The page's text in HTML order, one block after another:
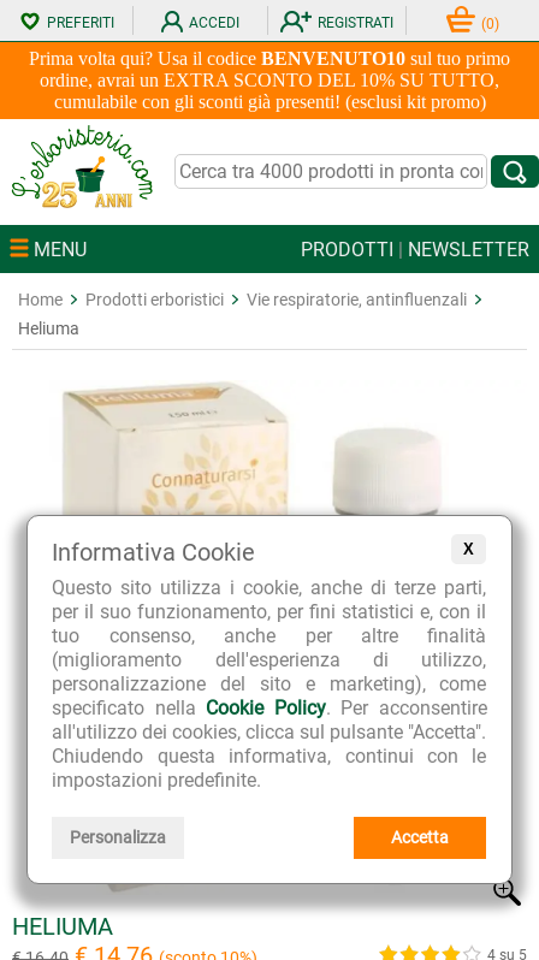
X
Informativa Cookie
Questo sito utilizza i cookie, anche di terze parti,
per il suo funzionamento, per fini statistici e, con il
tuo consenso, anche per altre finalità
(miglioramento dell'esperienza di utilizzo,
personalizzazione del sito e marketing), come
specificato nella Cookie Policy. Per acconsentire
all'utilizzo dei cookies, clicca sul pulsante "Accetta".
Chiudendo questa informativa, continui con le
impostazioni predefinite.
Personalizza Accetta
Prima volta qui? Usa il codice BENVENUTO10 sul tuo primo
ordine, avrai un EXTRA SCONTO DEL 10% SU TUTTO,
cumulabile con gli sconti già presenti! (esclusi kit promo)
PREFERITI ACCEDI REGISTRATI (0)
MENU PRODOTTI | NEWSLETTER
Home Prodotti erboristici
Vie respiratorie, antinfluenzali
Heliuma
HELIUMA
4 su 5